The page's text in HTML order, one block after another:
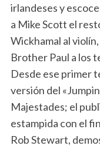
irlandeses y
a Mike Scott el
Wickhamal al
Brother Paul a los
Desde ese primer
versión del
Majestades; el
estampida con el
Rob Stewart,